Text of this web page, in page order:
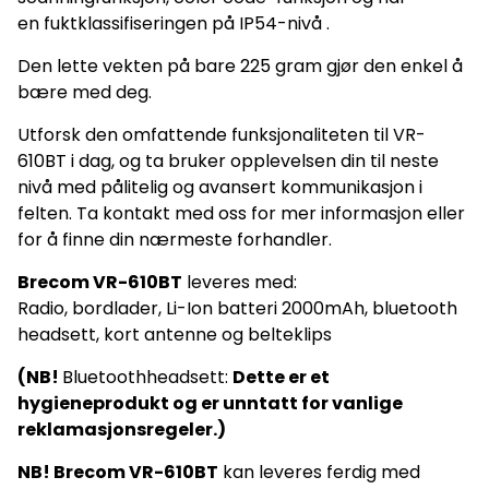
en fuktklassifiseringen på IP54-nivå .
Den lette vekten på bare 225 gram gjør den enkel å
bære med deg.
Utforsk den omfattende funksjonaliteten til VR-
610BT i dag, og ta bruker opplevelsen din til neste
nivå med pålitelig og avansert kommunikasjon i
felten. Ta kontakt med oss for mer informasjon eller
for å finne din nærmeste forhandler.
Brecom VR-610BT leveres med:
Radio, bordlader, Li-Ion batteri 2000mAh, bluetooth
headsett, kort antenne og belteklips
(NB! Bluetoothheadsett: Dette er et
hygieneprodukt og er unntatt for vanlige
reklamasjonsregeler.)
NB! Brecom VR-610BT kan leveres ferdig med